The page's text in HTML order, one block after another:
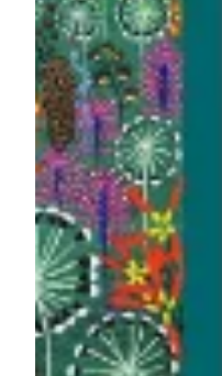
Livros
Resenhas
Clube de Leitores
Listas
Como ler?
Na escola